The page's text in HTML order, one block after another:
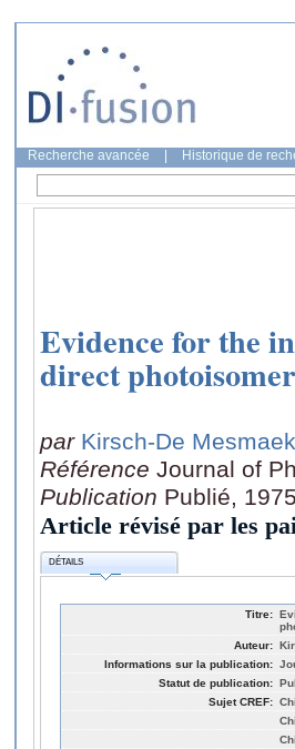
Recherche avancée Historique de
Evidence for the
direct
par Kirsch-De
Référence Journal of
Publication Publié, 1975
Article révisé par les
DÉTAILS
Titre:
Auteur:
Informations sur la publication:
Statut de publication:
Sujet CREF: